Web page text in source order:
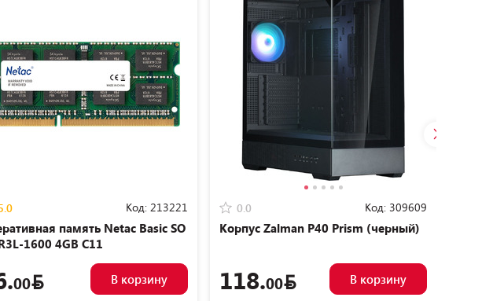
Код: 213221
память Netac Basic SO
1600 4GB C11
00 В корзину
0.0 Код: 309609
Корпус Zalman P40 Prism (черный)
118.00 В корзину